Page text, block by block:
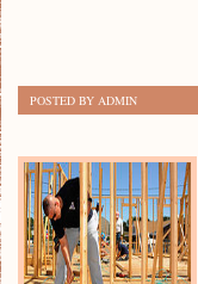
POSTED BY ADMIN